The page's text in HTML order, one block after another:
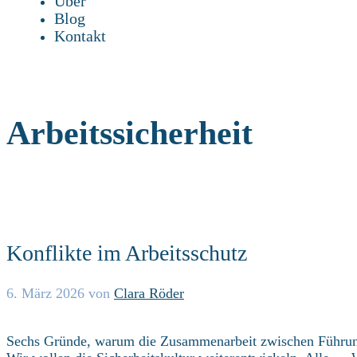
Blog
Kontakt
Arbeitssicherheit
Konflikte im Arbeitsschutz
6. März 2026 von Clara Röder
Sechs Gründe, warum die Zusammenarbeit zwischen